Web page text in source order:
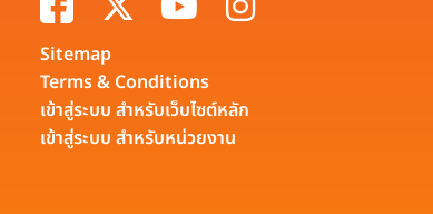
Sitemap
Terms & Conditions
เข้าสู่ระบบ สำหรับเว็บไซต์หลัก
เข้าสู่ระบบ สำหรับหน่วยงาน